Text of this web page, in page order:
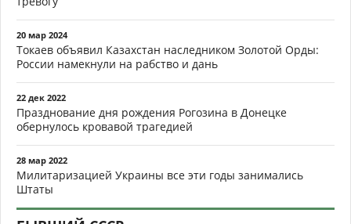
20 мар 2024
Токаев объявил Казахстан наследником Золотой Орды:
России намекнули на рабство и дань
22 дек 2022
Празднование дня рождения Рогозина в Донецке
обернулось кровавой трагедией
28 мар 2022
Милитаризацией Украины все эти годы занимались
Штаты